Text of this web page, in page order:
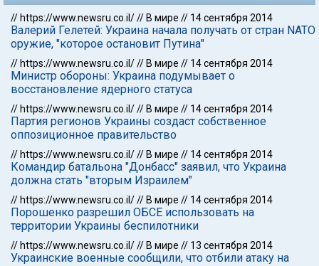
// https://www.newsru.co.il/// В мире // 14 сентября 2014
Валерий Гелетей: Украина начала получать от стран NATO
оружие, "которое остановит Путина"
// https://www.newsru.co.il/// В мире // 14 сентября 2014
Министр обороны: Украина подумывает о
восстановление ядерного статуса
// https://www.newsru.co.il/// В мире // 14 сентября 2014
Партия регионов Украины создаст собственное
оппозиционное правительство
// https://www.newsru.co.il/// В мире // 14 сентября 2014
Командир батальона "Донбасс" заявил, что Украина
должна стать "вторым Израилем"
// https://www.newsru.co.il/// В мире // 14 сентября 2014
Порошенко разрешил ОБСЕ использовать на
территории Украины беспилотники
// https://www.newsru.co.il/// В мире // 13 сентября 2014
Украинские военные сообщили, что отбили атаку на